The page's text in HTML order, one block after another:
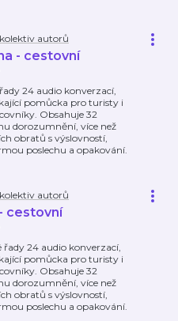
kolektiv autorů
- cestovní
řady 24 audio konverzací,
pomůcka pro turisty i
Obsahuje 32
dorozumnění, více než
obratů s výslovností,
poslechu a opakování.
kolektiv autorů
cestovní
řady 24 audio konverzací,
pomůcka pro turisty i
Obsahuje 32
dorozumnění, více než
obratů s výslovností,
poslechu a opakování.